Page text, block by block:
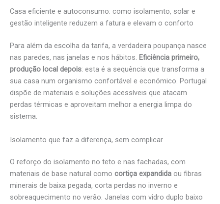
Casa eficiente e autoconsumo: como isolamento, solar e
gestão inteligente reduzem a fatura e elevam o conforto
Para além da escolha da tarifa, a verdadeira poupança nasce
nas paredes, nas janelas e nos hábitos. Eficiência primeiro,
produção local depois: esta é a sequência que transforma a
sua casa num organismo confortável e económico. Portugal
dispõe de materiais e soluções acessíveis que atacam
perdas térmicas e aproveitam melhor a energia limpa do
sistema.
Isolamento que faz a diferença, sem complicar
O reforço do isolamento no teto e nas fachadas, com
materiais de base natural como cortiça expandida ou fibras
minerais de baixa pegada, corta perdas no inverno e
sobreaquecimento no verão. Janelas com vidro duplo baixo